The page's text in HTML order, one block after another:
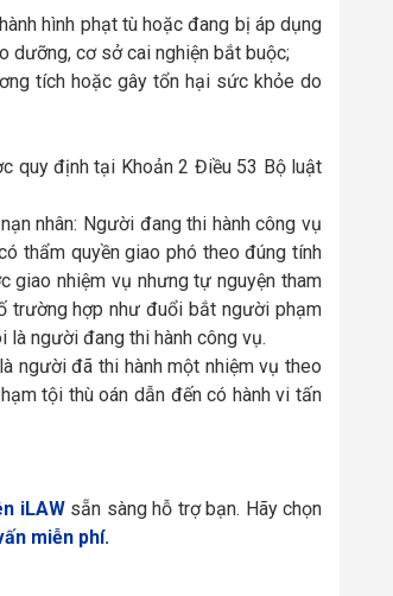
hình phạt tù hoặc đang bị áp dụng
dưỡng, cơ sở cai nghiện bắt buộc;
tích hoặc gây tổn hại sức khỏe do
quy định tại Khoản 2 Điều 53 Bộ luật
nhân: Người đang thi hành công vụ
thẩm quyền giao phó theo đúng tính
giao nhiệm vụ nhưng tự nguyện tham
trường hợp như đuổi bắt người phạm
là người đang thi hành công vụ.
người đã thi hành một nhiệm vụ theo
tội thù oán dẫn đến có hành vi tấn
iLAW sẵn sàng hỗ trợ bạn. Hãy chọn
miễn phí.